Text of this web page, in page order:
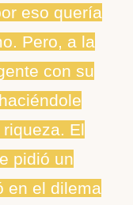
eso quería
Pero, a la
con su
El
pidió un
en el dilema